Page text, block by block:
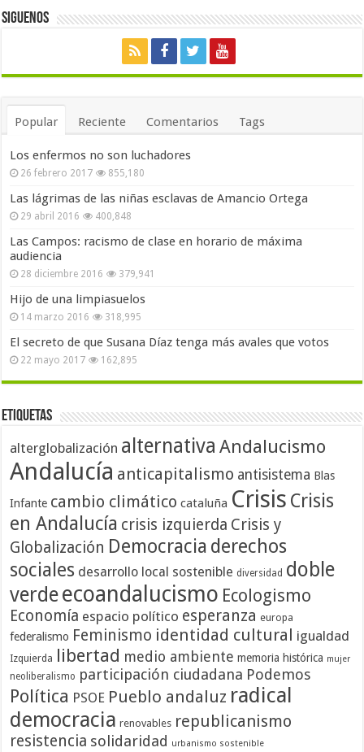
Siguenos
Popular Reciente Comentarios Tags
Los enfermos no son luchadores
26 febrero 2017 855,180
Las lágrimas de las niñas esclavas de Amancio Ortega
29 abril 2016 400,848
Las Campos: racismo de clase en horario de máxima
audiencia
28 diciembre 2016 379,941
Hijo de una limpiasuelos
14 marzo 2016 318,995
El secreto de que Susana Díaz tenga más avales que votos
22 mayo 2017 162,895
Etiquetas
alterglobalización alternativa Andalucismo
Andalucía anticapitalismo antisistema Blas
Infante cambio climático cataluña Crisis Crisis
en Andalucía crisis izquierda Crisis y
Globalización Democracia derechos
sociales desarrollo local sostenible diversidad doble
verdeecoandalucismo Ecologismo
Economía espacio político esperanza europa
federalismo Feminismo identidad cultural igualdad
Izquierda libertad medio ambiente memoria histórica mujer
neoliberalismo participación ciudadana Podemos
Política PSOE Pueblo andaluz radical
democracia renovables republicanismo
resistencia solidaridad urbanismo sostenible